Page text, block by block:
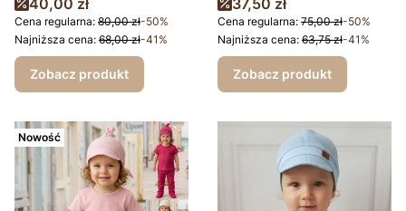
Granatowe
spodenki(Turcja)
40,00 zł
Cena regularna: 80,00 zł-50%
Najniższa cena: 68,00 zł-41%
Zobacz produkt
Komfort i Styl od
Polskiego Producenta
37,50 zł
Cena regularna: 75,00 zł-50%
Najniższa cena: 63,75 zł-41%
Zobacz produkt
Nowość